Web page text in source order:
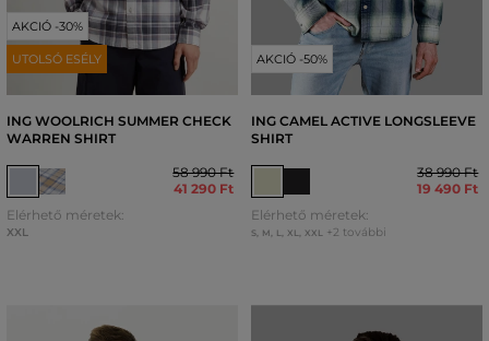
AKCIÓ -30%
UTOLSÓ ESÉLY
ING WOOLRICH SUMMER CHECK
WARREN SHIRT
58 990 Ft
41 290 Ft
Elérhető méretek:
XXL
AKCIÓ -50%
ING CAMEL ACTIVE LONGSLEEVE
SHIRT
38 990 Ft
19 490 Ft
Elérhető méretek:
S, M L XL XXL +2 további